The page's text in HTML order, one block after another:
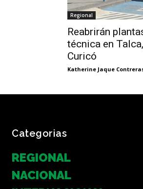
Regional
Reabrirán
técnica en
Curicó
Katherine Jaque
Categorias
REGIONAL
NACIONAL